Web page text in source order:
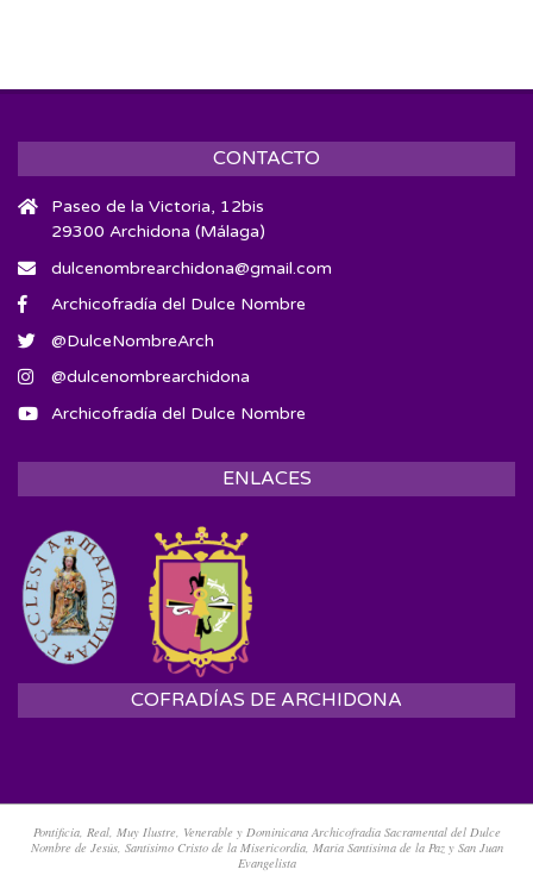
CONTACTO
Paseo de la Victoria, 12bis
29300 Archidona (Málaga)
dulcenombrearchidona@gmail.com
Archicofradía del Dulce Nombre
@DulceNombreArch
@dulcenombrearchidona
Archicofradía del Dulce Nombre
ENLACES
COFRADÍAS DE ARCHIDONA
Pontificia, Real, Muy Ilustre, Venerable y Dominicana Archicofradía Sacramental del Dulce
Nombre de Jesús, Santísimo Cristo de la Misericordia, María Santísima de la Paz y San Juan
Evangelista